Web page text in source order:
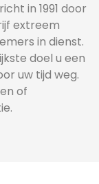
in 1991 door
extreem
in dienst.
doel u een
uw tijd weg.
of